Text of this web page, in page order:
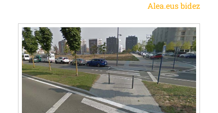
Alea.eus bidez